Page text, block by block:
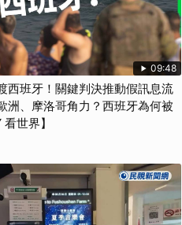
09:48
西班牙！關鍵判決推動假訊息流
洲、摩洛哥角力？西班牙為何被
世界】